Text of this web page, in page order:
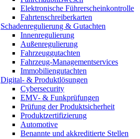
Elektronische Führerscheinkontrolle
Fahrtenschreiberkarten
Schadenregulierung & Gutachten
Innenregulierung
Außenregulierung
Fahrzeuggutachten
Fahrzeug-Managementservices
Immobiliengutachten
Digital- & Produktlösungen
Cybersecurity
EMV- & Funkprüfungen
Prüfung der Produktsicherheit
Produktzertifizierung
Automotive
Benannte und akkreditierte Stellen